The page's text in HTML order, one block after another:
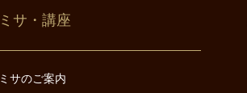
ミサ・講座
ミサのご案内